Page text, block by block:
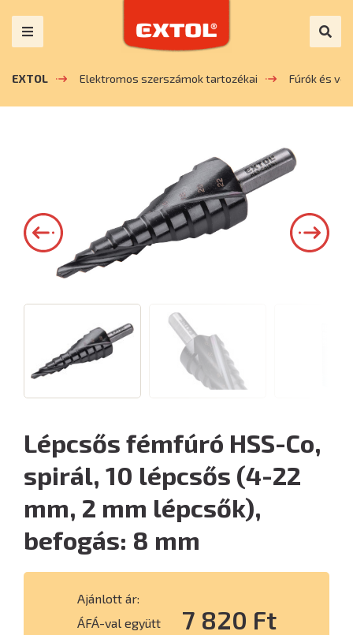
EXTOL Elektromos szerszámok tartozékai Fúrók és
Lépcsős fémfúró HSS-Co,
spirál, 10 lépcsős (4-22
mm, 2 mm lépcsők),
befogás: 8 mm
Ajánlott ár:
ÁFÁ-val együtt
7 820 Ft